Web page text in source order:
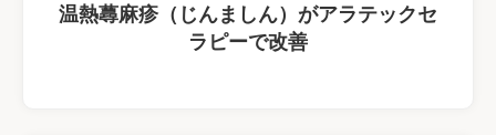
温熱蕁麻疹（じんましん）がアラテックセ
ラピーで改善